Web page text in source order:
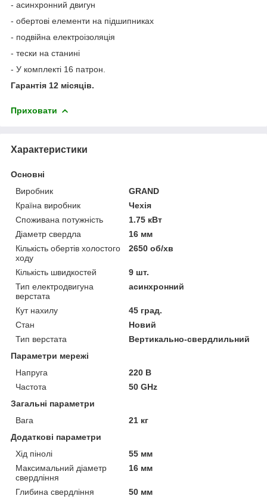
- асинхронний двигун
- обертові елементи на підшипниках
- подвійна електроізоляція
- тески на станині
- У комплекті 16 патрон.
Гарантія 12 місяців.
Приховати
Характеристики
Основні
Виробник
GRAND
Країна виробник
Чехія
Споживана потужність
1.75 кВт
Діаметр свердла
16 мм
Кількість обертів холостого
ходу
2650 об/хв
Кількість швидкостей
9 шт.
Тип електродвигуна
верстата
асинхронний
Кут нахилу
45 град.
Стан
Новий
Тип верстата
Вертикально-свердлильний
Параметри мережі
Напруга
220 В
Частота
50 GHz
Загальні параметри
Вага
21 кг
Додаткові параметри
Хід пінолі
55 мм
Максимальний діаметр
свердління
16 мм
Глибина свердління
50 мм